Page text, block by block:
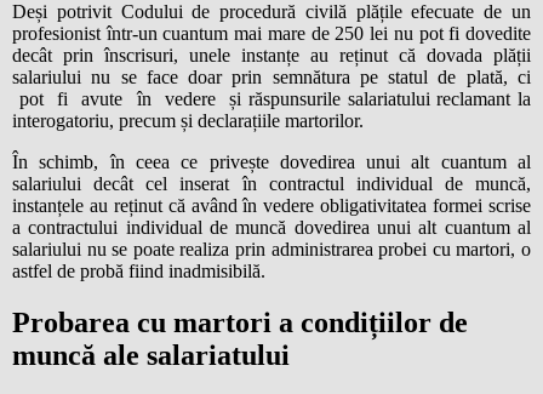
Deși potrivit Codului de procedură civilă plățile efecuate de un
profesionist într-un cuantum mai mare de 250 lei nu pot fi dovedite
decât prin înscrisuri, unele instanțe au reținut că dovada plății
salariului nu se face doar prin semnătura pe statul de plată, ci
pot fi avute în vedere și răspunsurile salariatului reclamant la
interogatoriu, precum și declarațiile martorilor.
În schimb, în ceea ce privește dovedirea unui alt cuantum al
salariului decât cel inserat în contractul individual de muncă,
instanțele au reținut că având în vedere obligativitatea formei scrise
a contractului individual de muncă dovedirea unui alt cuantum al
salariului nu se poate realiza prin administrarea probei cu martori, o
astfel de probă fiind inadmisibilă.
Probarea cu martori a condițiilor de
muncă ale salariatului